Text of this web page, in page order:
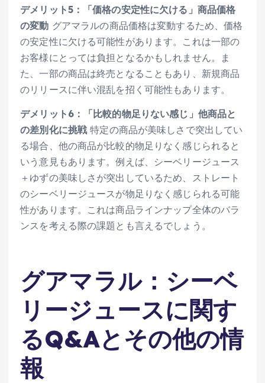
デメリット5：「価格の安定性に欠ける」商品価格
の変動 グアマラルの商品価格は変動するため、価格
の安定性に欠ける可能性があります。これは一部の
お客様にとっては負担となるかもしれません。ま
た、一部の商品は終売となることもあり、新規商品
のリリースに伴い混乱を招く可能性もあります。
デメリット6：「比較的物足りない感じ」他商品と
の差別化に挑戦特定の商品が美味しさで突出してい
る場合、他の商品が比較的物足りなく感じられると
いう意見もあります。例えば、シーベリージュース
＋ゆずの美味しさが突出しているため、ストレート
のシーベリージュースが物足りなく感じられる可能
性があります。これは商品ラインナップ全体のバラ
ンスを考える際の課題とも言えるでしょう。
グアマラル：シーベ
リージュースに関す
るQ&Aとその他の情
報